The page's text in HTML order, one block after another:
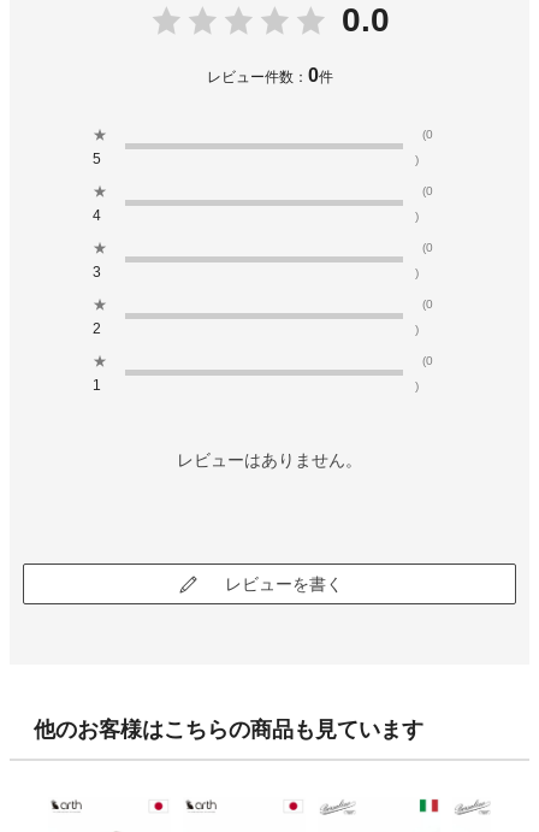
0.0
レビュー件数： 0件
★
5
(0
)
★
4
(0
)
★
3
(0
)
★
2
(0
)
★
1
(0
)
レビューはありません。
レビューを書く
他のお客様はこちらの商品も見ています